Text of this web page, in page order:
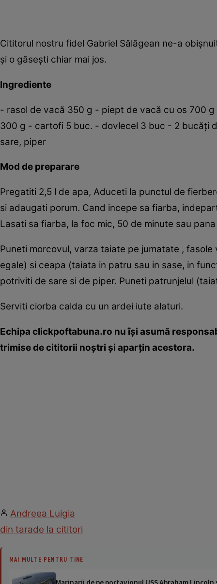
Cititorul nostru fidel Gabriel Sălăgean ne-a
şi o găseşti chiar mai jos.
Ingrediente
- rasol de vacă 350 g - piept de vacă cu os 700
300 g - cartofi 5 buc. - dovlecel 3 buc - 2 bucăţi
sare, piper
Mod de preparare
Pregatiti 2,5 l de apa, Aduceti la punctul de
si adaugati porum. Cand incepe sa fiarba,
Lasati sa fiarba, la foc mic, 50 de minute sau
Puneti morcovul, varza taiate pe jumatate ,
egale) si ceapa (taiata in patru sau in sase, in
potriviti de sare si de piper. Puneti patrunjelul
Serviti ciorba calda cu un ardei iute alaturi.
Echipa clickpoftabuna.ro nu îşi asumă
trimise de cititorii noştri şi aparţin acestora.
Andreea Luigia
din tarade la cititori
MAI MULTE PENTRU TINE